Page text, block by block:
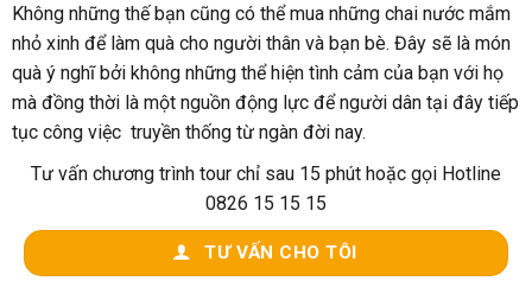
Không những thế bạn cũng có thể mua những chai nước mắm
nhỏ xinh để làm quà cho người thân và bạn bè. Đây sẽ là món
quà ý nghĩ bởi không những thể hiện tình cảm của bạn với họ
mà đồng thời là một nguồn động lực để người dân tại đây tiếp
tục công việc truyền thống từ ngàn đời nay.
Tư vấn chương trình tour chỉ sau 15 phút hoặc gọi Hotline
0826 15 15 15
TƯ VẤN CHO TÔI